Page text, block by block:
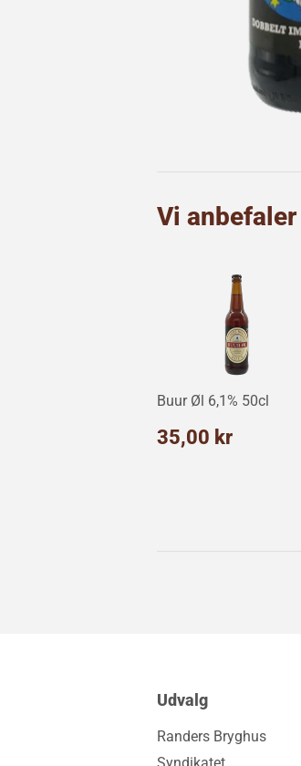
Vi
Buur Øl 6,1% 50cl
Normalpris
35,00 kr
Udvalg
Randers Bryghus